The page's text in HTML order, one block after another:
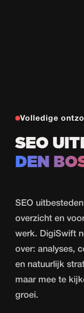
Volledige
SEO
DEN
SEO
overzicht en
werk. DigiSwift
over: analyses,
en natuurlijk
maar mee te
groei.